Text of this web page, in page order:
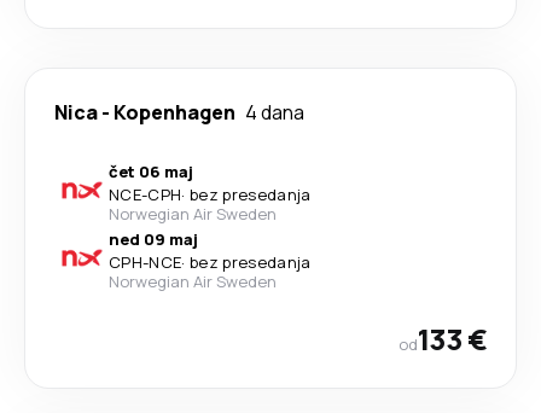
Nica- Kopenhagen 4 dana
čet 06 maj
NCE-CPH· bez presedanja
Norwegian Air Sweden
ned 09 maj
CPH-NCE· bez presedanja
Norwegian Air Sweden
od133 €